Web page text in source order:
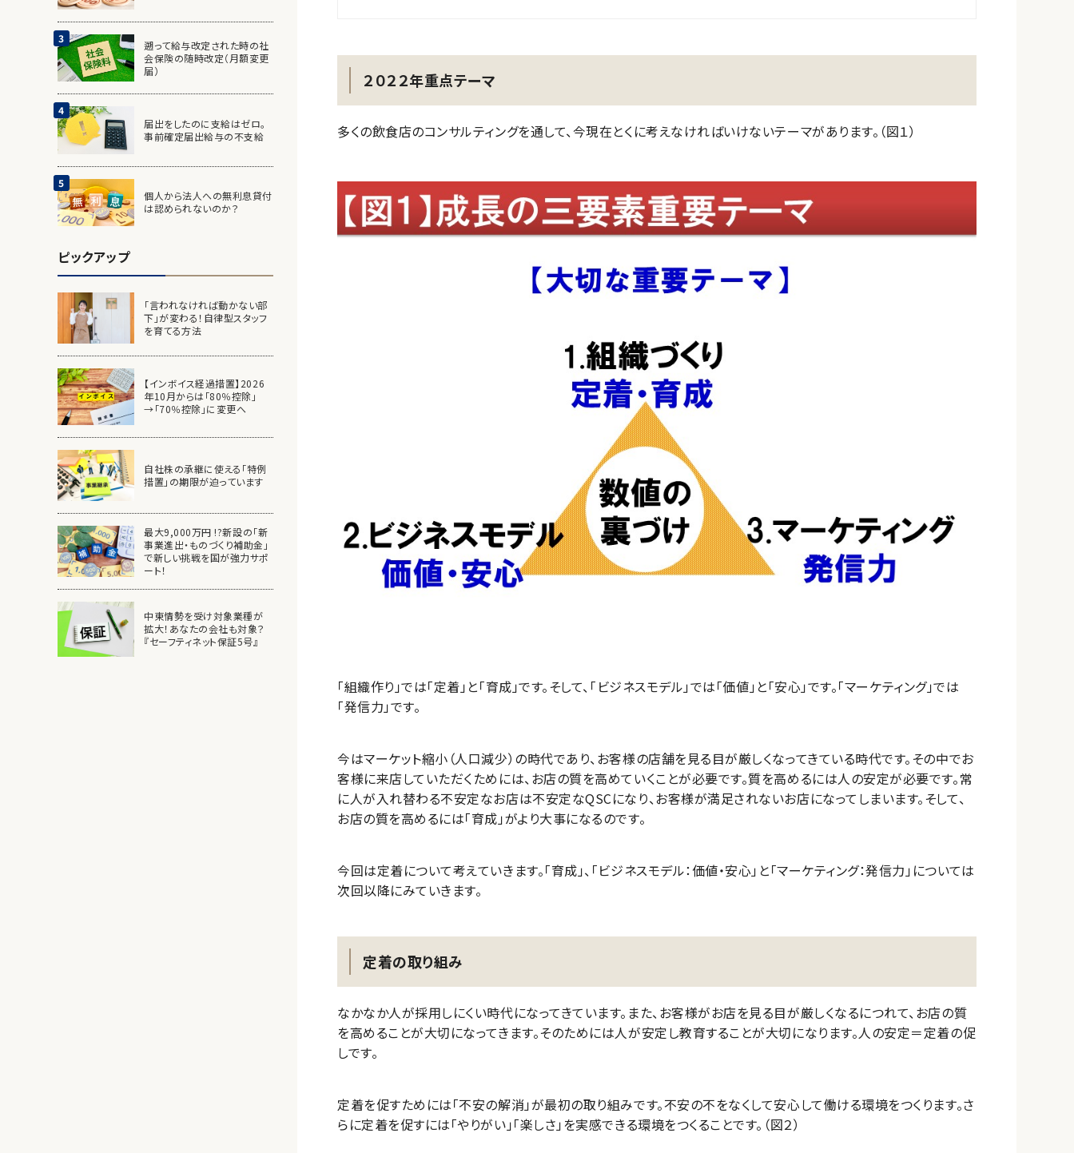
２０２２年重点テーマ
多くの飲食店のコンサルティングを通して、今現在とくに考えなければいけないテーマがあります。（図１）
「組織作り」では「定着」と「育成」です。そして、「ビジネスモデル」では「価値」と「安心」です。「マーケティング」では
「発信力」です。
今はマーケット縮小（人口減少）の時代であり、お客様の店舗を見る目が厳しくなってきている時代です。その中でお
客様に来店していただくためには、お店の質を高めていくことが必要です。質を高めるには人の安定が必要です。常
に人が入れ替わる不安定なお店は不安定なQSCになり、お客様が満足されないお店になってしまいます。そして、
お店の質を高めるには「育成」がより大事になるのです。
今回は定着について考えていきます。「育成」、「ビジネスモデル：価値・安心」と「マーケティング：発信力」については
次回以降にみていきます。
定着の取り組み
なかなか人が採用しにくい時代になってきています。また、お客様がお店を見る目が厳しくなるにつれて、お店の質
を高めることが大切になってきます。そのためには人が安定し教育することが大切になります。人の安定＝定着の促
しです。
定着を促すためには「不安の解消」が最初の取り組みです。不安の不をなくして安心して働ける環境をつくります。さ
らに定着を促すには「やりがい」「楽しさ」を実感できる環境をつくることです。（図２）
遡って給与改定された時の社
会保険の随時改定（月額変更
届）
届出をしたのに支給はゼロ。
事前確定届出給与の不支給
個人から法人への無利息貸付
は認められないのか？
ピックアップ
「言われなければ動かない部
下」が変わる！自律型スタッフ
を育てる方法
【インボイス経過措置】2026
年10月からは「80％控除」
→「70％控除」に変更へ
自社株の承継に使える「特例
措置」の期限が迫っています
最大9,000万円 !?新設の「新
事業進出・ものづくり補助金」
で新しい挑戦を国が強力サポ
ート！
中東情勢を受け対象業種が
拡大！あなたの会社も対象？
『セーフティネット保証5号』